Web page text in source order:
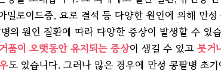
밀로이드증, 요로 결석 등 다양한 원인에 의해 만
의 원인 질환에 따라 다양한 증상이 발생할 수 있
품이 오랫동안 유지되는 증상이 생길 수 있고 붓거
도 있습니다. 그러나 많은 경우에 만성 콩팥병 초